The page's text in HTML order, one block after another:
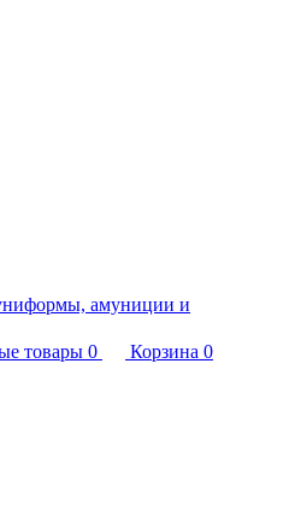
товары 0 Корзина 0